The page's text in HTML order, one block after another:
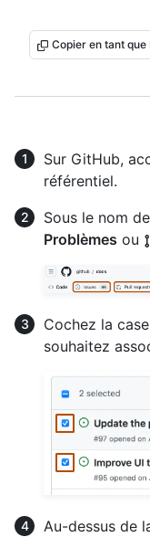
Copier en tant
Sur GitHub,
référentiel.
Sous le nom
Problèmes ou
Cochez la
souhaitez
Au-dessus de